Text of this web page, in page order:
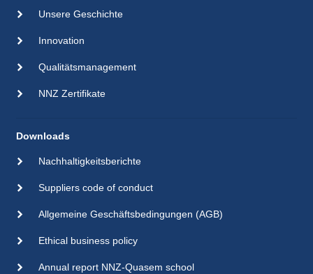
Unsere Geschichte
Innovation
Qualitätsmanagement
NNZ Zertifikate
Downloads
Nachhaltigkeitsberichte
Suppliers code of conduct
Allgemeine Geschäftsbedingungen (AGB)
Ethical business policy
Annual report NNZ-Quasem school